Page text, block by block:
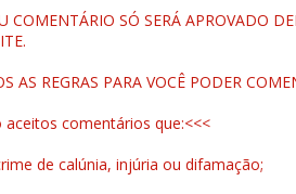
COMENTÁRIO SÓ SERÁ APROVADO
AS REGRAS PARA VOCÊ PODER
aceitos comentários que:<<<
de calúnia, injúria ou difamação;